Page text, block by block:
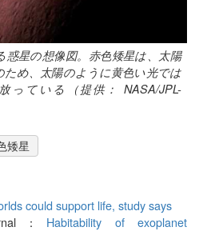
星の想像図。赤色矮星は、太陽
め、太陽のように黄色い光では
っている（提供： NASA/JPL-
矮星
could support life, study says
： Habitability of exoplanet